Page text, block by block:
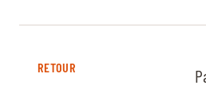
RETOUR